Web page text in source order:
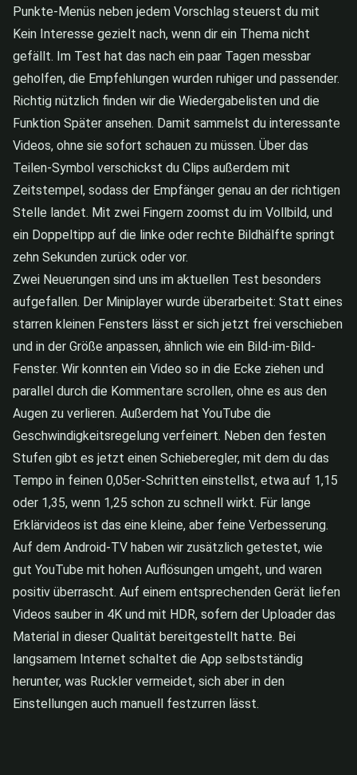
Punkte-Menüs neben jedem Vorschlag steuerst du mit
Kein Interesse gezielt nach, wenn dir ein Thema nicht
gefällt. Im Test hat das nach ein paar Tagen messbar
geholfen, die Empfehlungen wurden ruhiger und passender.
Richtig nützlich finden wir die Wiedergabelisten und die
Funktion Später ansehen. Damit sammelst du interessante
Videos, ohne sie sofort schauen zu müssen. Über das
Teilen-Symbol verschickst du Clips außerdem mit
Zeitstempel, sodass der Empfänger genau an der richtigen
Stelle landet. Mit zwei Fingern zoomst du im Vollbild, und
ein Doppeltipp auf die linke oder rechte Bildhälfte springt
zehn Sekunden zurück oder vor.
Zwei Neuerungen sind uns im aktuellen Test besonders
aufgefallen. Der Miniplayer wurde überarbeitet: Statt eines
starren kleinen Fensters lässt er sich jetzt frei verschieben
und in der Größe anpassen, ähnlich wie ein Bild-im-Bild-
Fenster. Wir konnten ein Video so in die Ecke ziehen und
parallel durch die Kommentare scrollen, ohne es aus den
Augen zu verlieren. Außerdem hat YouTube die
Geschwindigkeitsregelung verfeinert. Neben den festen
Stufen gibt es jetzt einen Schieberegler, mit dem du das
Tempo in feinen 0,05er-Schritten einstellst, etwa auf 1,15
oder 1,35, wenn 1,25 schon zu schnell wirkt. Für lange
Erklärvideos ist das eine kleine, aber feine Verbesserung.
Auf dem Android-TV haben wir zusätzlich getestet, wie
gut YouTube mit hohen Auflösungen umgeht, und waren
positiv überrascht. Auf einem entsprechenden Gerät liefen
Videos sauber in 4K und mit HDR, sofern der Uploader das
Material in dieser Qualität bereitgestellt hatte. Bei
langsamem Internet schaltet die App selbstständig
herunter, was Ruckler vermeidet, sich aber in den
Einstellungen auch manuell festzurren lässt.